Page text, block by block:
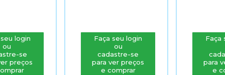
login
ou
se
preços
Faça seu login
ou
cadastre-se
para ver preços
e comprar
Faça
para
e